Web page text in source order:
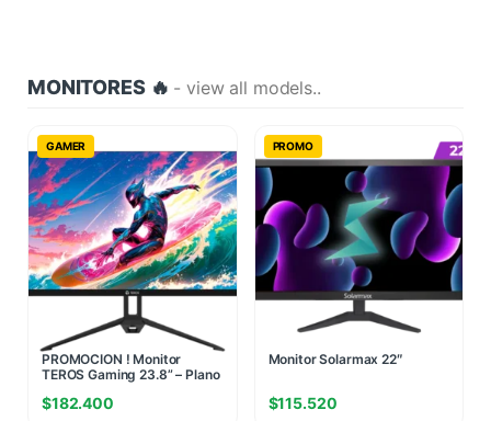
MONITORES 🔥 - view all models..
GAMER
PROMOCION ! Monitor
TEROS Gaming 23.8” – Plano
$182.400
PROMO
Monitor Solarmax 22″
$115.520